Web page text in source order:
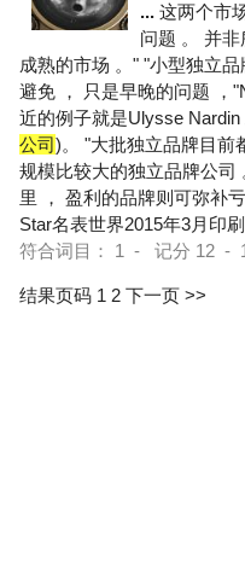
... 这两个市
问题 。 并
成熟的市场 。" "小型独立
避免 ， 只是早晚的问题 ，
近的例子就是Ulysse Nardin
公司)。 "大批独立品牌目前
规模比较大的独立品牌公司
里 ， 盈利的品牌则可弥补
Star名表世界2015年3月印
符合词目： 1 - 记分 12 -
结果页码 1 2 下一页 >>